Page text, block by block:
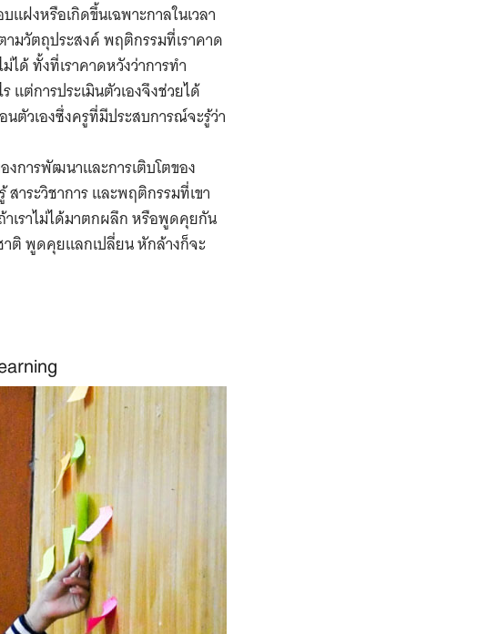
ฝงหรือเกิดขึ้นเฉพาะกาลในเวลา
มวัตถุประสงค์ พฤติกรรมที่เราคาด
ด้ ​ทั้งที่เราคาดหวังว่าการทำ
แต่การประเมินตัวเองจึงช่วยได้​
นตัวเองซึ่งครูที่มีประสบการณ์จะรู้ว่า
งการพัฒนาและการเติบโตของ
าระวิชาการ และพฤติกรรมที่เขา
าเราไม่ได้มาตกผลึก หรือพูดคุยกัน
ติ พูดคุยแลกเปลี่ยน หักล้างก็จะ